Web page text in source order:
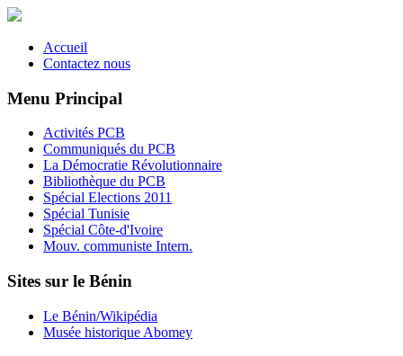
Accueil
Contactez nous
Menu Principal
Activités PCB
Communiqués du PCB
La Démocratie Révolutionnaire
Bibliothèque du PCB
Spécial Elections 2011
Spécial Tunisie
Spécial Côte-d'Ivoire
Mouv. communiste Intern.
Sites sur le Bénin
Le Bénin/Wikipédia
Musée historique Abomey